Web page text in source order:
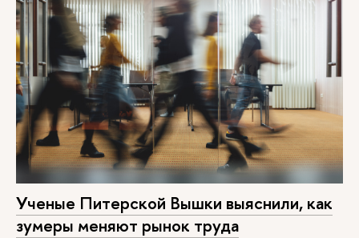
Ученые Питерской Вышки выяснили, как
зумеры меняют рынок труда